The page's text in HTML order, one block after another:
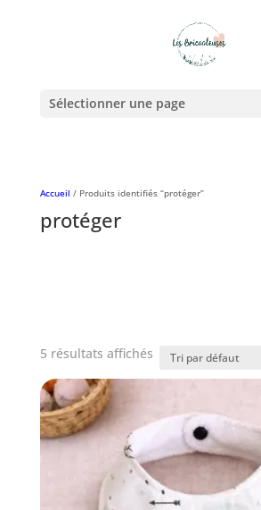
Sélectionner une page
Accueil / Produits identifiés “protéger”
protéger
5 résultats affichés